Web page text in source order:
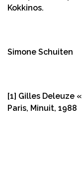
Kokkinos.
Simone Schuiten
[1] Gilles Deleuze «
Paris, Minuit, 1988